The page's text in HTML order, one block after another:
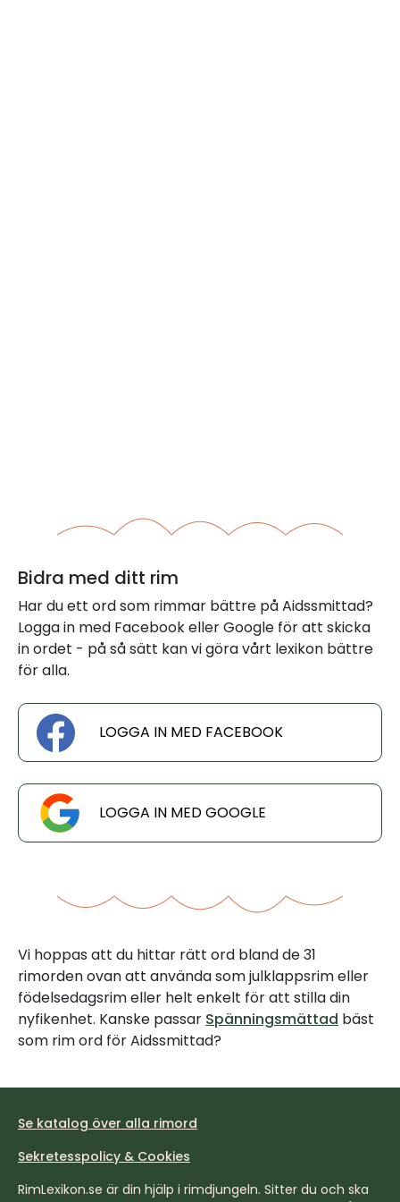
Bidra med ditt rim
Har du ett ord som rimmar bättre på Aidssmittad?
Logga in med Facebook eller Google för att skicka
in ordet - på så sätt kan vi göra vårt lexikon bättre
för alla.
LOGGA IN MED FACEBOOK
LOGGA IN MED GOOGLE
Vi hoppas att du hittar rätt ord bland de 31
rimorden ovan att använda som julklappsrim eller
födelsedagsrim eller helt enkelt för att stilla din
nyfikenhet. Kanske passar Spänningsmättad bäst
som rim ord för Aidssmittad?
Se katalog över alla rimord
Sekretesspolicy & Cookies
RimLexikon.se är din hjälp i rimdjungeln. Sitter du och ska